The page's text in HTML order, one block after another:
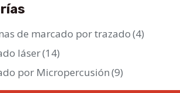
de marcado por trazado(4)
láser(14)
por Micropercusión(9)